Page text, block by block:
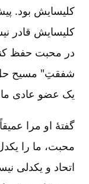
کلیسایش بود.
کلیسایش قادر
در محبت حفظ
شفقتِ" مسیح حل
یک عضو عادی
گفتۀ او مرا
محبت‌، ما را
اتحاد و یکدلی